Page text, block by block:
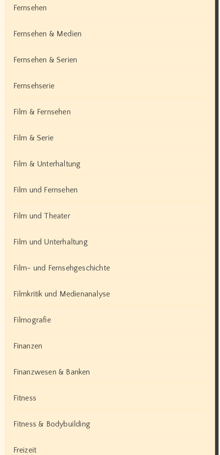
Fernsehen
Fernsehen & Medien
Fernsehen & Serien
Fernsehserie
Film & Fernsehen
Film & Serie
Film & Unterhaltung
Film und Fernsehen
Film und Theater
Film und Unterhaltung
Film- und Fernsehgeschichte
Filmkritik und Medienanalyse
Filmografie
Finanzen
Finanzwesen & Banken
Fitness
Fitness & Bodybuilding
Freizeit